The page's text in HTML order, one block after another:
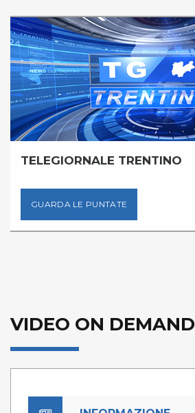
TELEGIORNALE TRENTINO
GUARDA LE PUNTATE
VIDEO ON DEMAND